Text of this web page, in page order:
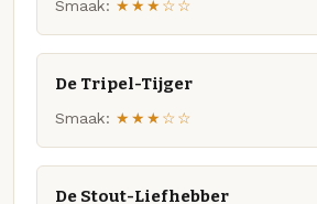
Smaak: ★★★☆☆
De Tripel-Tijger
Smaak: ★★★☆☆
De Stout-Liefhebber